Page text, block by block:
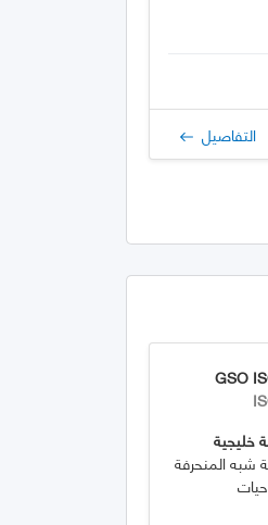
التفاصيل
GSO
خليجية
شبه المنحرفة